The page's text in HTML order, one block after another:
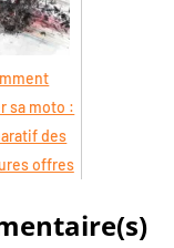
sa moto :
des
offres